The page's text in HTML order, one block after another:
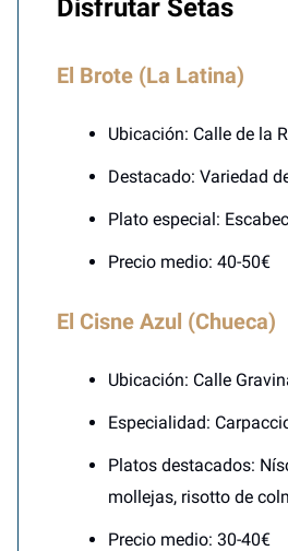
Disfrutar Setas
El Brote (La Latina)
Ubicación: Calle de la
Destacado: Variedad
Plato especial:
Precio medio: 40-50€
El Cisne Azul (Chueca)
Ubicación: Calle
Especialidad:
Platos destacados:
mollejas, risotto de
Precio medio: 30-40€